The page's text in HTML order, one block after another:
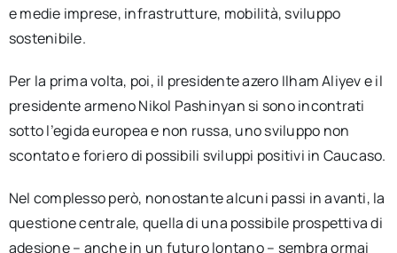
e medie imprese, infrastrutture, mobilità, sviluppo
sostenibile.
Per la prima volta, poi, il presidente azero Ilham Aliyev e il
presidente armeno Nikol Pashinyan si sono incontrati
sotto l’egida europea e non russa, uno sviluppo non
scontato e foriero di possibili sviluppi positivi in Caucaso.
Nel complesso però, nonostante alcuni passi in avanti, la
questione centrale, quella di una possibile prospettiva di
adesione – anche in un futuro lontano – sembra ormai